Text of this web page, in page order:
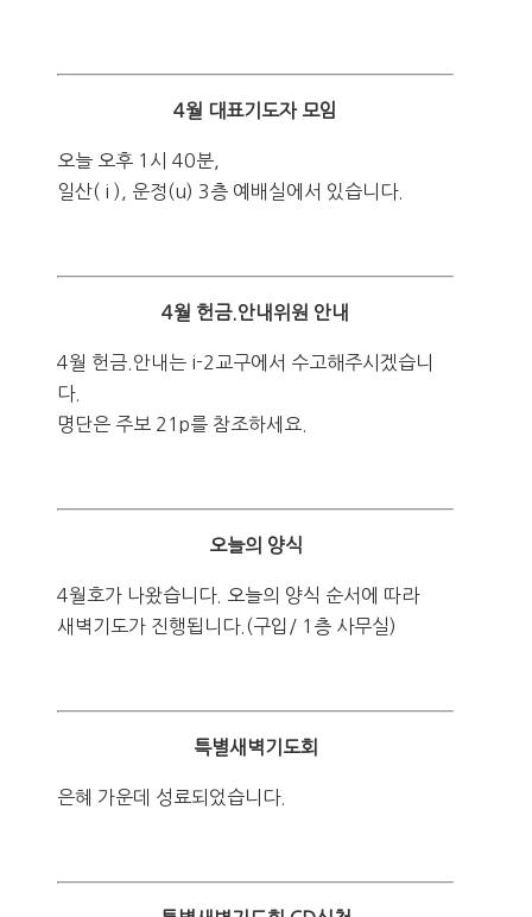
4월 대표기도자 모임
오늘 오후 1시 40분,
일산( i ), 운정(u) 3층 예배실에서 있습니다.
4월 헌금.안내위원 안내
4월 헌금.안내는 i-2교구에서 수고해주시겠습니
다.
명단은 주보 21p를 참조하세요.
오늘의 양식
4월호가 나왔습니다. 오늘의 양식 순서에 따라
새벽기도가 진행됩니다.(구입/ 1층 사무실)
특별새벽기도회
은혜 가운데 성료되었습니다.